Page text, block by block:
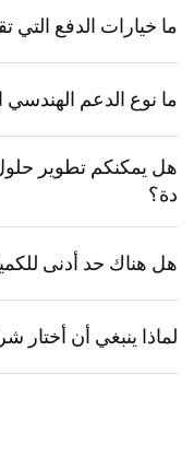
ما خيارات الدفع التي
ما نوع الدعم الهندسي
هل يمكنكم تطوير
دة؟
هل هناك حد أدنى
لماذا ينبغي أن